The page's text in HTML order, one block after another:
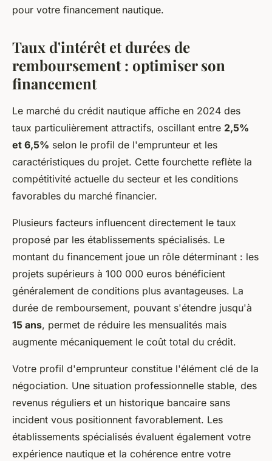
pour votre financement nautique.
Taux d'intérêt et durées de
remboursement : optimiser son
financement
Le marché du crédit nautique affiche en 2024 des
taux particulièrement attractifs, oscillant entre 2,5%
et 6,5% selon le profil de l'emprunteur et les
caractéristiques du projet. Cette fourchette reflète la
compétitivité actuelle du secteur et les conditions
favorables du marché financier.
Plusieurs facteurs influencent directement le taux
proposé par les établissements spécialisés. Le
montant du financement joue un rôle déterminant : les
projets supérieurs à 100 000 euros bénéficient
généralement de conditions plus avantageuses. La
durée de remboursement, pouvant s'étendre jusqu'à
15 ans, permet de réduire les mensualités mais
augmente mécaniquement le coût total du crédit.
Votre profil d'emprunteur constitue l'élément clé de la
négociation. Une situation professionnelle stable, des
revenus réguliers et un historique bancaire sans
incident vous positionnent favorablement. Les
établissements spécialisés évaluent également votre
expérience nautique et la cohérence entre votre